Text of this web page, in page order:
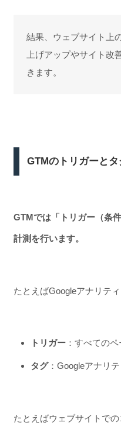
結果、ウェブサイト上
上げアップやサイト改
きます。
GTMのトリガーと
GTMでは「トリガー（条
計測を行います。
たとえばGoogleアナリテ
トリガー：すべてのペ
タグ：Googleアナリ
たとえばウェブサイトで